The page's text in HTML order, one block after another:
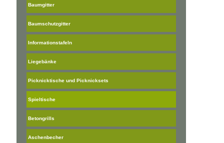
Baumgitter
Baumschutzgitter
Informationstafeln
Liegebänke
Picknicktische und Picknicksets
Spieltische
Betongrills
Aschenbecher